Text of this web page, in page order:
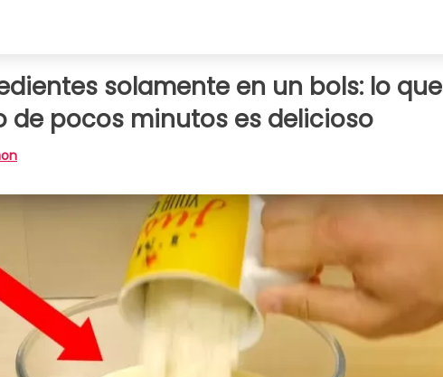
solamente en un bols: lo que
de pocos minutos es delicioso